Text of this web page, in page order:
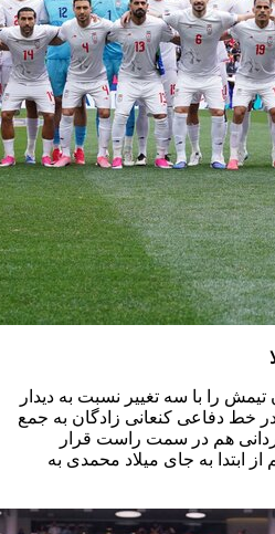
را با سه تغییر نسبت به دیدار
خط دفاعی کنعانی زادگان به جمع
هم در سمت راست قرار
به جای میلاد محمدی به